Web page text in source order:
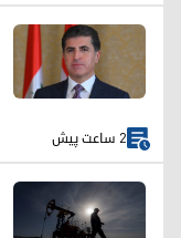
2 ساعت پیش